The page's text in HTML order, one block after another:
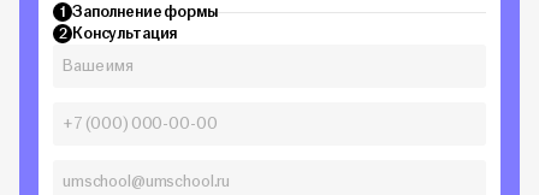
1 Заполнение формы
2 Консультация